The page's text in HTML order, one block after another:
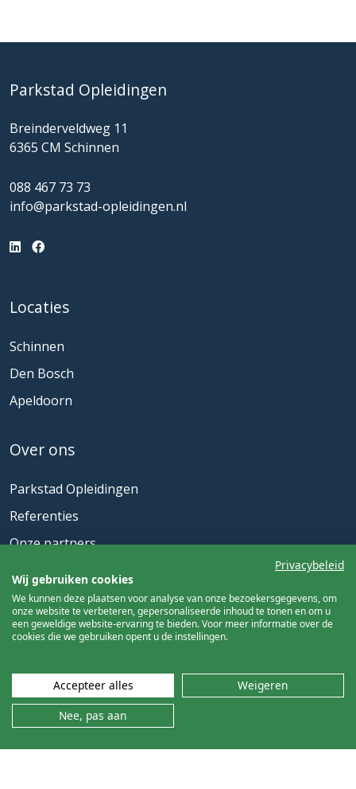
Parkstad Opleidingen
Breinderveldweg 11
6365 CM Schinnen
088 467 73 73
info@parkstad-opleidingen.nl
Locaties
Schinnen
Den Bosch
Apeldoorn
Over ons
Parkstad Opleidingen
Referenties
Onze partners
Nieuwsbrief
Privacybeleid
Wij gebruiken cookies
We kunnen deze plaatsen voor analyse van onze bezoekersgegevens, om
onze website te verbeteren, gepersonaliseerde inhoud te tonen en om u
een geweldige website-ervaring te bieden. Voor meer informatie over de
cookies die we gebruiken opent u de instellingen.
Accepteer alles
Weigeren
Nee, pas aan